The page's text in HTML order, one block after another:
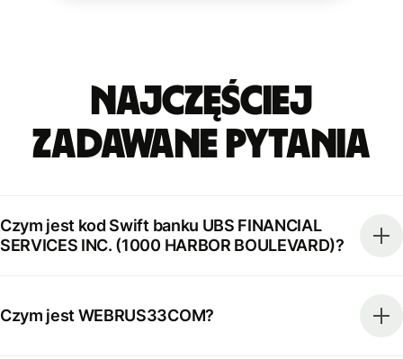
Najczęściej
zadawane pytania
Czym jest kod Swift banku UBS FINANCIAL
SERVICES INC. (1000 HARBOR BOULEVARD)?
Czym jest WEBRUS33COM?